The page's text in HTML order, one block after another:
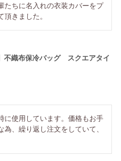
たちに名入れの衣装カバーをプ
きました。
不織布保冷バッグ スクエアタイ
に使用しています。価格もお手
、繰り返し注文をしていて、